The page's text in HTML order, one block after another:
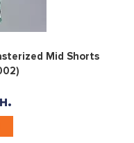
0 Mid Shorts